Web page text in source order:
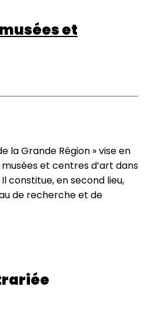
et
la Grande Région » vise en
et centres d’art dans
constitue, en second lieu,
de recherche et de